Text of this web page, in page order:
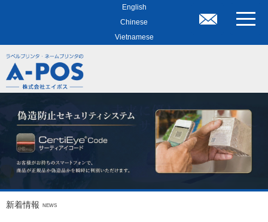
English
Chinese
Vietnamese
toggle
新着情報 NEWS